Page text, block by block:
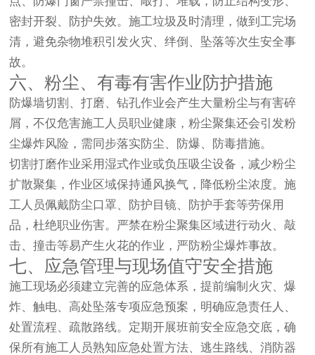
密封开裂、防护失效。施工垃圾及时清理，做到工完场
清，避免杂物堆积引发火灾、绊倒、坠落等次生安全事
故。
六、粉尘、有毒有害作业防护措施
防爆墙切割、打磨、钻孔作业会产生大量粉尘与有害碎
屑，不仅危害施工人员职业健康，粉尘聚集还会引发粉
尘爆炸风险，需同步落实防尘、防爆、防毒措施。
切割打磨作业采用湿式作业或负压吸尘设备，减少粉尘
扩散聚集，作业区域保持通风换气，降低粉尘浓度。施
工人员佩戴防尘口罩、防护目镜、防护手套等劳保用
品，杜绝职业伤害。严禁在粉尘聚集区域进行动火、敲
击、撞击等易产生火花的作业，严防粉尘爆炸事故。
七、应急管理与现场值守安全措施
施工现场必须建立完善的应急体系，提前编制火灾、爆
炸、触电、高处坠落专项应急预案，明确应急责任人、
处置流程、疏散路线。定期开展班前安全应急交底，确
保所有施工人员熟知应急处置方法、逃生路线、消防器